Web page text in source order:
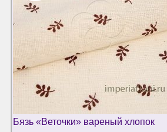
Бязь «Веточки» вареный хлопок